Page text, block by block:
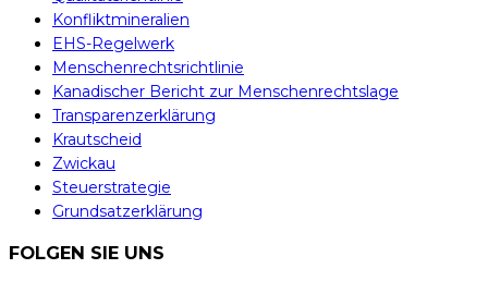
Konfliktmineralien
EHS-Regelwerk
Menschenrechtsrichtlinie
Kanadischer Bericht zur Menschenrechtslage
Transparenzerklärung
Krautscheid
Zwickau
Steuerstrategie
Grundsatzerklärung
FOLGEN SIE UNS